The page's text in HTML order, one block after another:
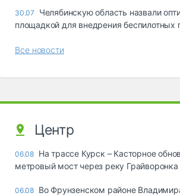
30.07
Челябинскую область назвали
площадкой для внедрения беспилотных
Все новости
Центр
06.08 На трассе Курск – Касторное
метровый мост через реку Грайворонка
06.08 Во Фрунзенском районе